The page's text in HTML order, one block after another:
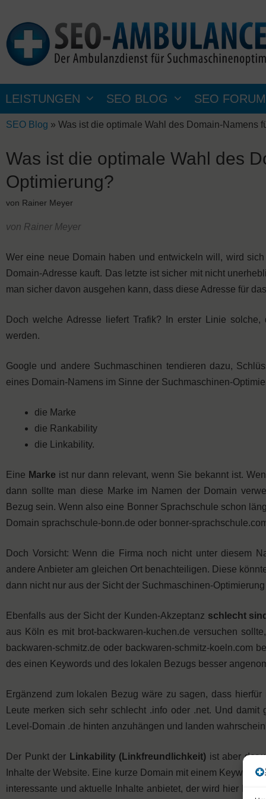
Inhalt
springen
LEISTUNGEN SEO BLOG SEO FORUM
SEO Blog » Was ist die optimale Wahl des Domain-Namens
Was ist die optimale Wahl des
Optimierung?
von Rainer Meyer
von Rainer Meyer
Wer eine neue Domain haben und entwickeln will, wird
Domain-Adresse kauft. Das letzte ist sicher mit nicht
man sicher davon ausgehen kann, dass diese Adresse für
Doch welche Adresse liefert Trafik? In erster Linie
werden.
Google und andere Suchmaschinen tendieren dazu,
eines Domain-Namens im Sinne der Suchmaschinen-
die Marke
die Rankability
die Linkability.
Eine Marke ist nur dann relevant, wenn Sie bekannt ist.
dann sollte man diese Marke im Namen der Domain
Bezug sein. Wenn also eine Bonner Sprachschule schon
Domain sprachschule-bonn.de oder bonner-
Doch Vorsicht: Wenn die Firma noch nicht unter diesem
andere Anbieter am gleichen Ort benachteiligen. Diese
dann nicht nur aus der Sicht der Suchmaschinen-
Ebenfalls aus der Sicht der Kunden-Akzeptanz schlecht
aus Köln es mit brot-backwaren-kuchen.de versuchen
backwaren-schmitz.de oder backwaren-schmitz-koeln.com
des einen Keywords und des lokalen Bezugs besser
Ergänzend zum lokalen Bezug wäre zu sagen, dass hierfür
Leute merken sich sehr schlecht .info oder .net. Und
Level-Domain .de hinten anzuhängen und landen
Der Punkt der Linkability (Linkfreundlichkeit) ist aber der
Inhalte der Website. Eine kurze Domain mit einem Keyword
interessante und aktuelle Inhalte anbietet, der wird hier